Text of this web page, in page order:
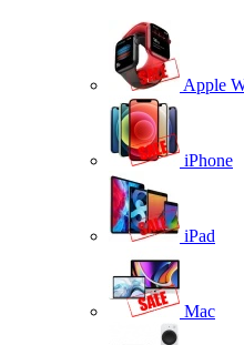
Apple
iPhone
iPad
Mac